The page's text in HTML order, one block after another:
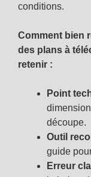
conditions.
Comment bien
des plans à
retenir :
Point
découpe.
Outil
guide
Erreur